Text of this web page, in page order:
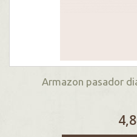
Armazon pasador